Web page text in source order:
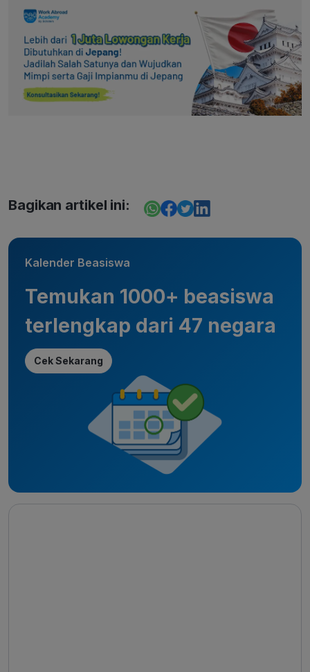
Bagikan artikel ini:
Kalender Beasiswa
Temukan 1000+ beasiswa
terlengkap dari 47 negara
Cek Sekarang